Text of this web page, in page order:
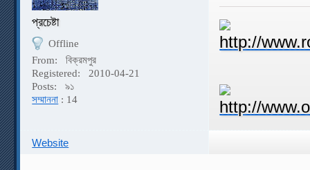
প্রচেষ্টা
Offline
From:
বিক্রমপুর
Registered:
2010-04-21
Posts:
৯১
সম্মাননা : 14
Website